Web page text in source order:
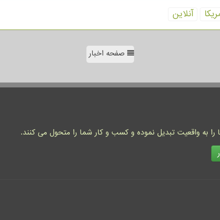
آنلاین
صفحه اخبار